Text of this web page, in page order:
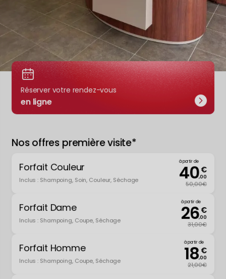
Réserver votre rendez-vous
en ligne
Nos offres première visite*
Forfait Couleur
Inclus : Shampoing, Soin, Couleur, Séchage
à partir de
40,00
€
50,00€
Forfait Dame
Inclus : Shampoing, Coupe, Séchage
à partir de
26,00
€
31,00€
Forfait Homme
Inclus : Shampoing, Coupe, Séchage
à partir de
18,00
€
21,00€